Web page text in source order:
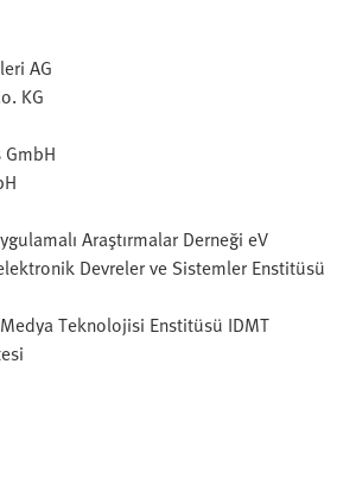
AG
KG
Araştırmalar Derneği eV
Devreler ve Sistemler Enstitüsü
Teknolojisi Enstitüsü IDMT